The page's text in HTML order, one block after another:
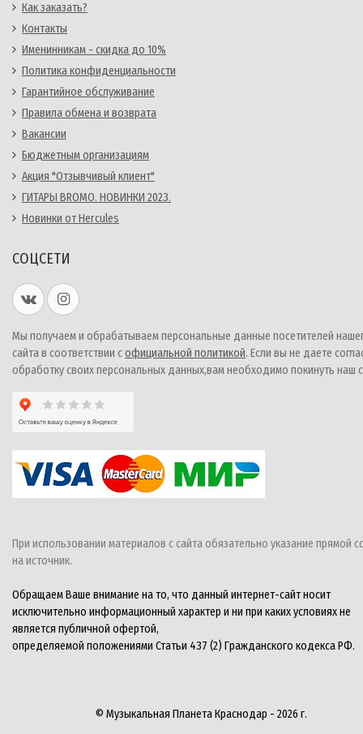
Как заказать?
Контакты
Именинникам - скидка до 10%
Политика конфиденциальности
Гарантийное обслуживание
Правила обмена и возврата
Вакансии
Бюджетным организациям
Акция "Отзывчивый клиент"
ГИТАРЫ BROMO. НОВИНКИ 2023.
Новинки от Hercules
СОЦСЕТИ
Мы получаем и обрабатываем персональные данные посетителей
сайта в соответствии софициальной политикой. Если вы не даете
обработку своих персональных данных,вам необходимо покинуть наш
При использовании материалов с сайта обязательно указание прямой
на источник.
Обращаем Ваше внимание на то, что данный интернет-сайт носит
исключительно информационный характер и ни при каких условиях не
является публичной офертой,
определяемой положениями Статьи 437 (2) Гражданского кодекса РФ.
© Музыкальная Планета Краснодар - 2026 г.